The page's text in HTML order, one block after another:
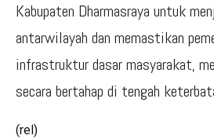
Kabupaten Dharmasraya untuk
antarwilayah dan memastikan
infrastruktur dasar masyarakat,
secara bertahap di tengah
(rel)